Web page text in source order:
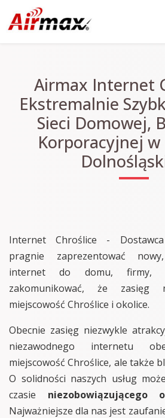
Airmax Internet
Ekstremalnie
Sieci Domowej,
Korporacyjnej w
Internet Chroślice -
pragnie zaprezentować
internet do domu, firmy,
zakomunikować, że zasięg
miejscowość Chroślice i okolice.
Obecnie zasięg niezwykle
niezawodnego internetu
miejscowość Chroślice, ale także
O solidności naszych usług
czasie niezobowiązującego
Najważniejsze dla nas jest